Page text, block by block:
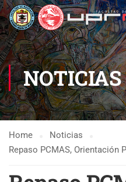
NOTICIAS
Home
Noticias
Repaso PCMAS, Orientación